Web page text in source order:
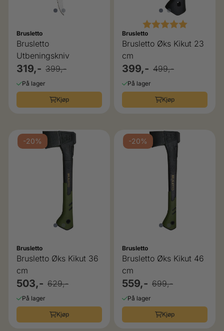
Brusletto
Brusletto
Utbeningskniv
319,- 399,-
På lager
Kjøp
Karakter: 5.0 av 5
Brusletto
Brusletto Øks Kikut 23
cm
399,- 499,-
På lager
Kjøp
-20%
Brusletto
Brusletto Øks Kikut 36
cm
503,- 629,-
På lager
Kjøp
-20%
Brusletto
Brusletto Øks Kikut 46
cm
559,- 699,-
På lager
Kjøp